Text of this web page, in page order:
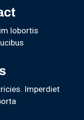
lobortis
Imperdiet